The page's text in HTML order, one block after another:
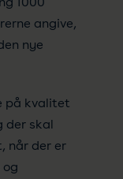
angive,
nye
på kvalitet
der skal
når der er